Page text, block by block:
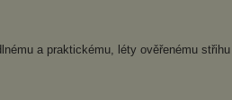
a praktickému, léty ověřenému